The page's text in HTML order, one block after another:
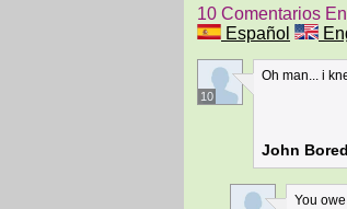
10 Comentarios
Español
10
Oh man... i
John
You